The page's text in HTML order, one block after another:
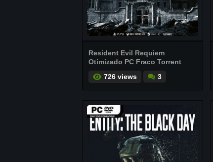
Resident Evil Requiem
Otimizado PC Fraco Torrent
726 views
3